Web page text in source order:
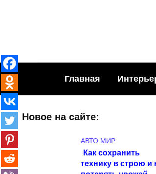
Главная
Новое на сайте:
АВТО МИР
Как сохранить
технику в строю и